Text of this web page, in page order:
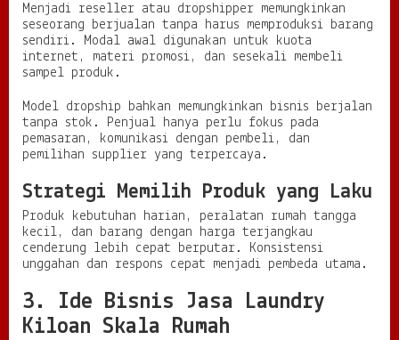
Menjadi reseller atau dropshipper memungkinkan
seseorang berjualan tanpa harus memproduksi barang
sendiri. Modal awal digunakan untuk kuota
internet, materi promosi, dan sesekali membeli
sampel produk.
Model dropship bahkan memungkinkan bisnis berjalan
tanpa stok. Penjual hanya perlu fokus pada
pemasaran, komunikasi dengan pembeli, dan
pemilihan supplier yang terpercaya.
Strategi Memilih Produk yang Laku
Produk kebutuhan harian, peralatan rumah tangga
kecil, dan barang dengan harga terjangkau
cenderung lebih cepat berputar. Konsistensi
unggahan dan respons cepat menjadi pembeda utama.
3. Ide Bisnis Jasa Laundry
Kiloan Skala Rumah